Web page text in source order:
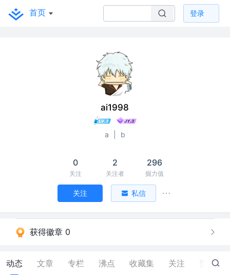
首页 登录
ai1998
a b
0
关注
2
关注者
296
掘力值
关注 私信
获得徽章 0
动态 文章 专栏 沸点 收藏集 关注 13